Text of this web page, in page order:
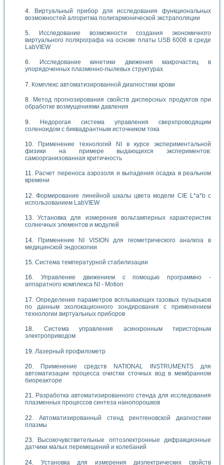
Виртуальный прибор для исследования функциональных
возможностей алгоритма полигармонической экстраполяции
Исследование возможности создания экономичного
виртуального полярографа на основе платы USB 6008 в среде
LabVIEW
Исследование кинетики движения макрочастиц в
упорядоченных плазменно-пылевых структурах
Комплекс автоматизированной диагностики крови
Метод прогнозирования свойств дисперсных продуктов при
обработке возмущениями давления
Недорогая система управления сверхпроводящим
соленоидом с биквадрантным источником тока
Применение технологий NI в курсе экспериментальной
физики на примере выдающихся экспериментов:
самоорганизованная критичность
Расчет переноса аэрозоля и выпадения осадка в реальном
времени
Формирование линейной шкалы цвета модели CIE L*a*b с
использованием LabVIEW
Установка для измерения вольтамперных характеристик
солнечных элементов и модулей
Применение NI VISION для геометрического анализа в
медицинской эндоскопии
Система температурной стабилизации
Управление движением с помощью программно -
аппаратного комплекса NI - Motion
Определение параметров всплывающих газовых пузырьков
по данным эхолокационного зондирования с применением
технологии виртуальных приборов
Система управления асинхронным тиристорным
электроприводом
Лазерный профилометр
Применение средств NATIONAL INSTRUMENTS для
автоматизации процесса очистки сточных вод в мембранном
биореакторе
Разработка автоматизированного стенда для исследования
плазменных процессов синтеза нанопорошков
Автоматизированный стенд рентгеновской диагностики
плазмы
Высокочувствительные оптоэлектронные дифракционные
датчики малых перемещений и колебаний
Установка для измерения диэлектрических свойств